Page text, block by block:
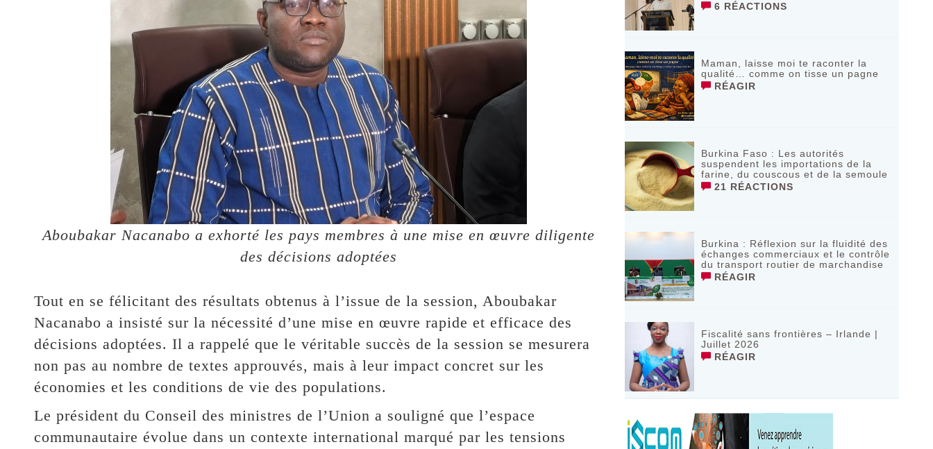
Aboubakar Nacanabo a exhorté les pays membres à une mise en œuvre diligente
des décisions adoptées
Tout en se félicitant des résultats obtenus à l’issue de la session, Aboubakar
Nacanabo a insisté sur la nécessité d’une mise en œuvre rapide et efficace des
décisions adoptées. Il a rappelé que le véritable succès de la session se mesurera
non pas au nombre de textes approuvés, mais à leur impact concret sur les
économies et les conditions de vie des populations.
Le président du Conseil des ministres de l’Union a souligné que l’espace
communautaire évolue dans un contexte international marqué par les tensions
6 RÉACTIONS
Maman, laisse moi te raconter la
qualité… comme on tisse un pagne
RÉAGIR
Burkina Faso : Les autorités
suspendent les importations de la
farine, du couscous et de la semoule
21 RÉACTIONS
Burkina : Réflexion sur la fluidité des
échanges commerciaux et le contrôle
du transport routier de marchandise
RÉAGIR
Fiscalité sans frontières – Irlande |
Juillet 2026
RÉAGIR